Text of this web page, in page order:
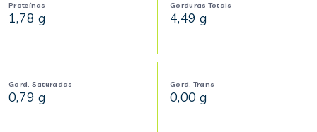
Proteínas
1,78 g
Gorduras Totais
4,49 g
Gord. Saturadas
0,79 g
Gord. Trans
0,00 g